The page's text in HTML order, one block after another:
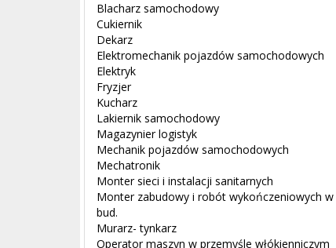
Blacharz samochodowy
Cukiernik
Dekarz
Elektromechanik pojazdów samochodowych
Elektryk
Fryzjer
Kucharz
Lakiernik samochodowy
Magazynier logistyk
Mechanik pojazdów samochodowych
Mechatronik
Monter sieci i instalacji sanitarnych
Monter zabudowy i robót wykończeniowych w
bud.
Murarz- tynkarz
Operator maszyn w przemyśle włókienniczym